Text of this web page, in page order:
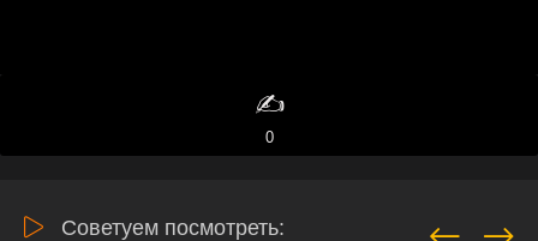
✍️
0
Советуем посмотреть: